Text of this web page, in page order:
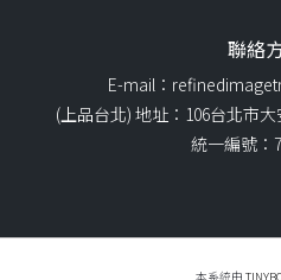
聯絡
E-mail：
(上品台北) 地址：106台北市
統一編號：
本系統由